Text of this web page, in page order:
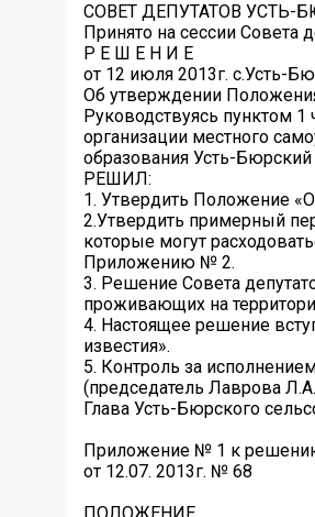
СОВЕТ ДЕПУТАТОВ УСТЬ-
Принято на сессии Совета
Р Е Ш Е Н И Е
от 12 июля 2013г. с.Усть-
Об утверждении
Руководствуясь пунктом
организации местного
образования Усть-
РЕШИЛ:
1. Утвердить Положение
2.Утвердить примерный
которые могут
Приложению № 2.
3. Решение Совета
проживающих на
4. Настоящее решение
известия».
5. Контроль за
(председатель Лаврова
Глава Усть-Бюрского
Приложение № 1 к
от 12.07. 2013г. № 68